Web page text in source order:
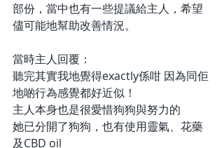
部份，當中也有一些提議給主人，希望
儘可能地幫助改善情況。
當時主人回覆：
聽完其實我地覺得exactly係咁 因為同佢
地啲行為感覺都好近似！
主人本身也是很愛惜狗狗與努力的
她已分開了狗狗，也有使用靈氣、花藥
及CBD oil